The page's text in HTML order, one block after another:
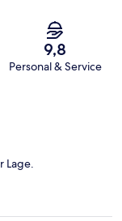
9,8
Personal & Service
Lage.